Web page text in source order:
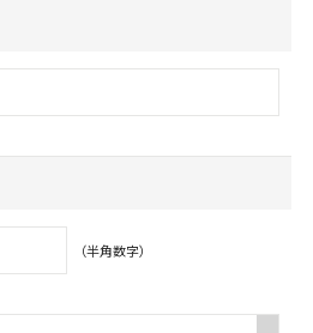
（半角数字）